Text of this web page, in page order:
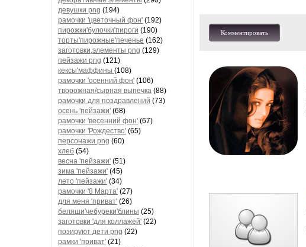
девушки png (194)
рамочки 'цветочный фон' (192)
пирожки'булочки'пироги (190)
торты'пирожные'печенье (162)
заготовки,элементы png (129)
пейзажи png (121)
кексы'маффины (108)
рамочки 'осенний фон' (106)
творожная/сырная выпечка (88)
рамочки для поздравлений (73)
осень 'пейзажи' (68)
рамочки 'весенний фон' (67)
рамочки 'Рождество' (65)
персонажи png (60)
хлеб (54)
весна 'пейзажи' (51)
зима 'пейзажи' (45)
лето 'пейзажи' (34)
рамочки '8 Марта' (27)
для меня 'приват' (26)
беляши'чебуреки'блины (25)
заготовки 'для коллажей' (22)
позируют дети png (22)
рамки 'приват' (21)
Комментировать